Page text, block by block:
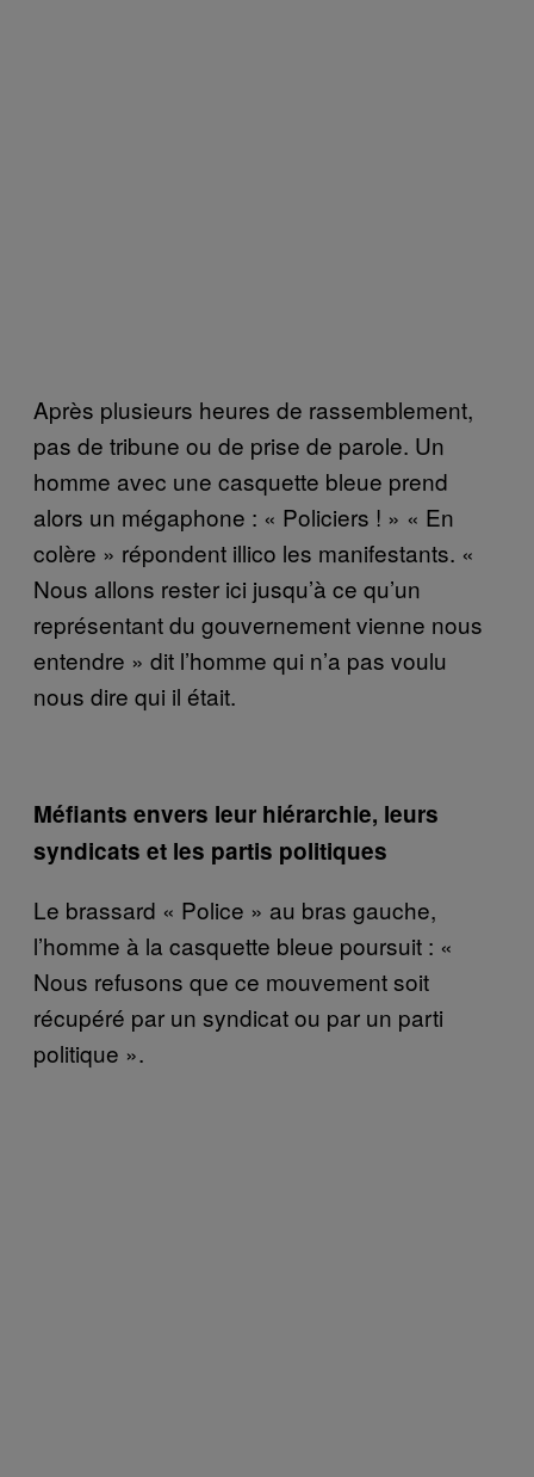
Après plusieurs heures de rassemblement,
pas de tribune ou de prise de parole. Un
homme avec une casquette bleue prend
alors un mégaphone : « Policiers ! » « En
colère » répondent illico les manifestants. «
Nous allons rester ici jusqu’à ce qu’un
représentant du gouvernement vienne nous
entendre » dit l’homme qui n’a pas voulu
nous dire qui il était.
Méfiants envers leur hiérarchie, leurs
syndicats et les partis politiques
Le brassard « Police » au bras gauche,
l’homme à la casquette bleue poursuit : «
Nous refusons que ce mouvement soit
récupéré par un syndicat ou par un parti
politique ».